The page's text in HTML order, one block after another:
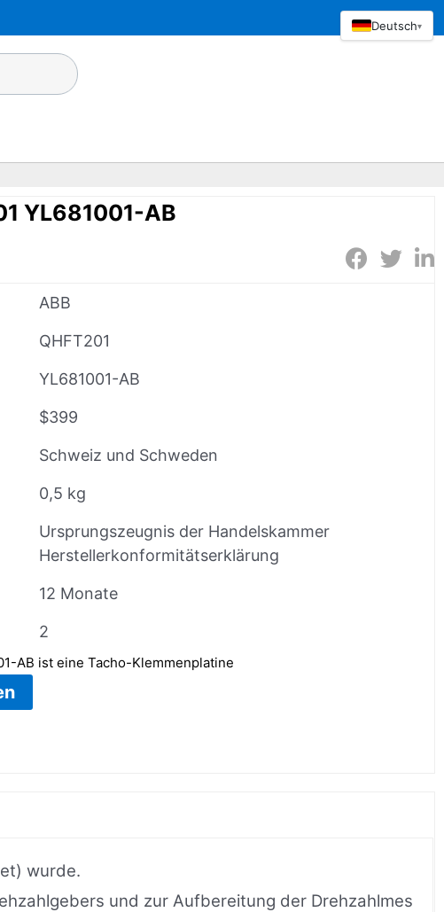
YL681001-AB
ABB
QHFT201
YL681001-AB
$399
Schweiz und Schweden
0,5 kg
Ursprungszeugnis der Handelskammer
Herstellerkonformitätserklärung
12 Monate
2
AB ist eine Tacho-Klemmenplatine
wurde.
und zur Aufbereitung der Drehzahlmes
Deutsch▾